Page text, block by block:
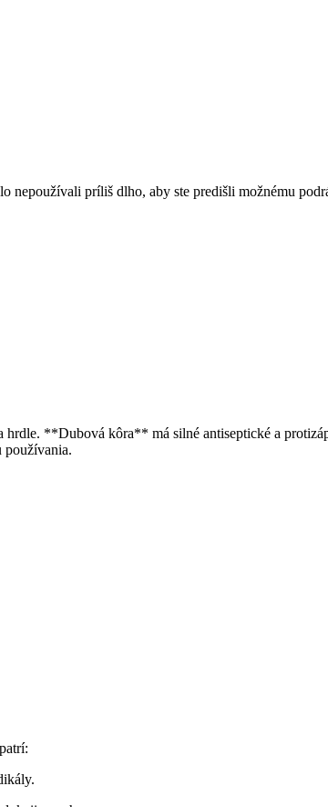
príliš dlho, aby ste predišli možnému
**Dubová kôra** má silné antiseptické a
používania.